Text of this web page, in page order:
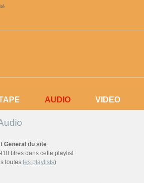
VIDEO
AUDIO
AUDIO
General du site
titres dans cette playlist
toutes les playlists)